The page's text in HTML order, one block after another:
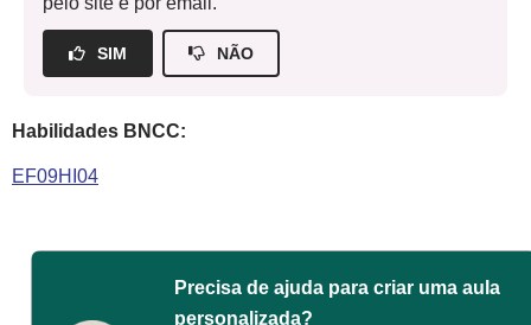
SIM NÃO
Habilidades BNCC:
EF09HI04
Precisa de ajuda para criar uma aula
personalizada?